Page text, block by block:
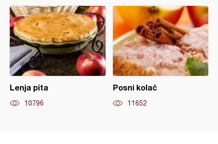
Lenja pita
10796
Posni kolač
11652